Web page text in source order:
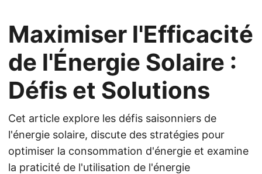
Maximiser l'Efficacité
de l'Énergie Solaire :
Défis et Solutions
Cet article explore les défis saisonniers de
l'énergie solaire, discute des stratégies pour
optimiser la consommation d'énergie et examine
la praticité de l'utilisation de l'énergie